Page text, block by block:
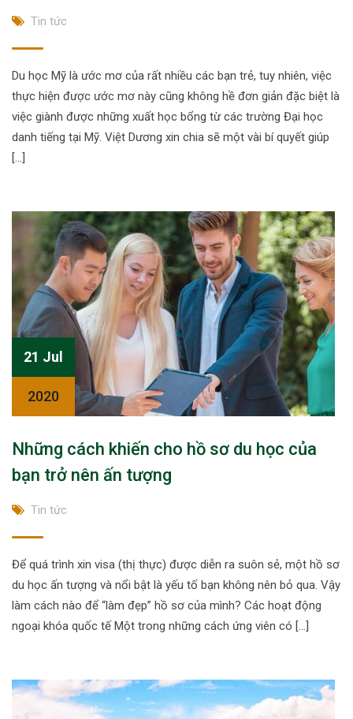
Tin tức
Du học Mỹ là ước mơ của rất nhiều các bạn trẻ, tuy nhiên, việc
thực hiện được ước mơ này cũng không hề đơn giản đặc biệt là
việc giành được những xuất học bổng từ các trường Đại học
danh tiếng tại Mỹ. Việt Dương xin chia sẽ một vài bí quyết giúp
[…]
21 Jul
2020
Những cách khiến cho hồ sơ du học của
bạn trở nên ấn tượng
Tin tức
Để quá trình xin visa (thị thực) được diễn ra suôn sẻ, một hồ sơ
du học ấn tượng và nổi bật là yếu tố bạn không nên bỏ qua. Vậy
làm cách nào để “làm đẹp” hồ sơ của mình? Các hoạt động
ngoại khóa quốc tế Một trong những cách ứng viên có […]